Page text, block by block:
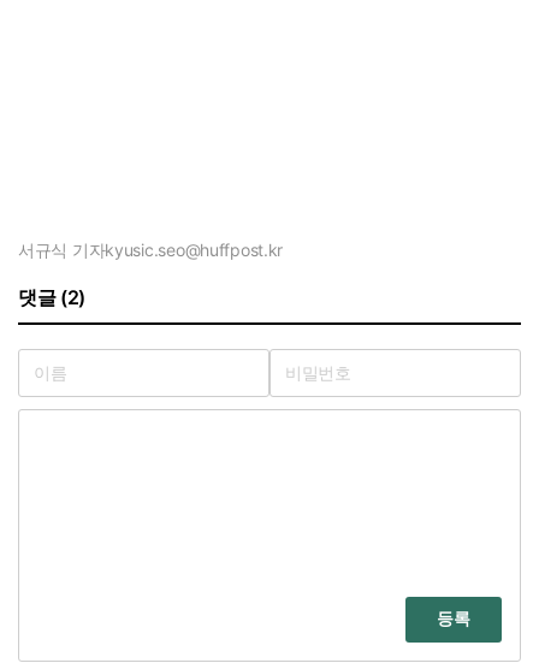
서규식 기자kyusic.seo@huffpost.kr
댓글 (2)
등록